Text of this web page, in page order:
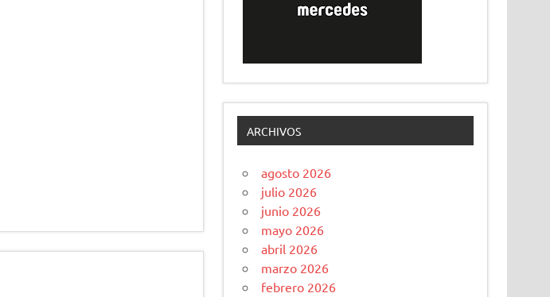
ARCHIVOS
agosto 2026
julio 2026
junio 2026
mayo 2026
abril 2026
marzo 2026
febrero 2026